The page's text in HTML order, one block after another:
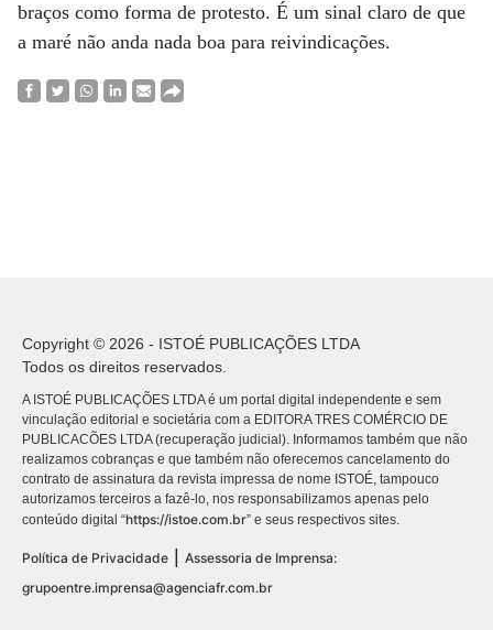
braços como forma de protesto. É um sinal claro de que
a maré não anda nada boa para reivindicações.
Copyright © 2026 - ISTOÉ PUBLICAÇÕES LTDA
Todos os direitos reservados.
A ISTOÉ PUBLICAÇÕES LTDA é um portal digital independente e sem
vinculação editorial e societária com a EDITORA TRES COMÉRCIO DE
PUBLICACÕES LTDA (recuperação judicial). Informamos também que não
realizamos cobranças e que também não oferecemos cancelamento do
contrato de assinatura da revista impressa de nome ISTOÉ, tampouco
autorizamos terceiros a fazê-lo, nos responsabilizamos apenas pelo
conteúdo digital “https://istoe.com.br” e seus respectivos sites.
Política de Privacidade
Assessoria de Imprensa:
grupoentre.imprensa@agenciafr.com.br